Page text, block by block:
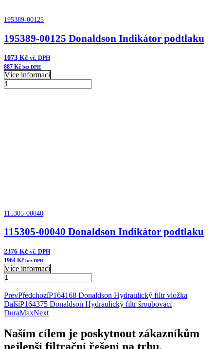
195389-00125
195389-00125 Donaldson Indikátor podtlaku
1073 Kč vč. DPH
887 Kč bez DPH
Více informací
195389-
115305-00040
115305-00040 Donaldson Indikátor podtlaku
2376 Kč vč. DPH
1964 Kč bez DPH
Více informací
115305-
Donaldson
Indikátor
podtlaku
PrevPředchozíP164168 Donaldson Hydraulický filtr vložka
DalšíP164375 Donaldson Hydraulický filtr šroubovací
DuraMaxNext
Naším cílem je poskytnout zákazníkům
nejlepší filtrační řešení na trhu.